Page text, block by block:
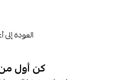
العودة إلى
كن أول